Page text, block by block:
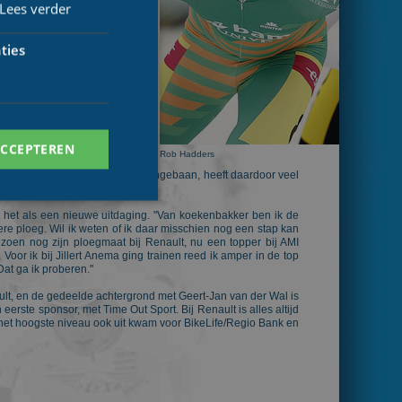
Rob Hadders
op de kalender of mensen
een rijder die niet in orde
starten."
van de KPN
reed Hadders, die al
in de Oranje leiderstrui. SOS
Dat is nu gelukt. Hadders
stapje maken, en we zijn
Zij leggen de lat hoog en ik
goede zet." Want Hadders
in zijn mars te hebben. Hij
Vreugdenhil komt uit de langebaan, heeft daardoor veel
als een nieuwe uitdaging. "Van koekenbakker ben ik de
ploeg. Wil ik weten of ik daar misschien nog een stap kan
nog zijn ploegmaat bij Renault, nu een topper bij AMI
ik bij Jillert Anema ging trainen reed ik amper in de top
ga ik proberen."
en de gedeelde achtergrond met Geert-Jan van der Wal is
sponsor, met Time Out Sport. Bij Renault is alles altijd
hoogste niveau ook uit kwam voor BikeLife/Regio Bank en
Lees verder
cookies kunnen